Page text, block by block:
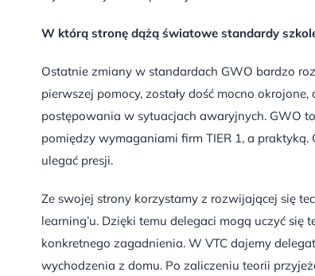
W którą stronę dążą światowe standardy
Ostatnie zmiany w standardach GWO bardzo
pierwszej pomocy, zostały dość mocno
postępowania w sytuacjach awaryjnych. GWO
pomiędzy wymaganiami firm TIER 1, a
ulegać presji.
Ze swojej strony korzystamy z rozwijającej się
learning’u. Dzięki temu delegaci mogą uczyć
konkretnego zagadnienia. W VTC dajemy
wychodzenia z domu. Po zaliczeniu teorii